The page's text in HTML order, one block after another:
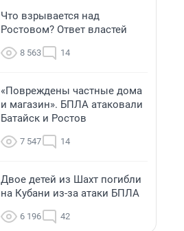
Что взрывается над
Ростовом? Ответ властей
8 563 14
«Повреждены частные дома
и магазин». БПЛА атаковали
Батайск и Ростов
7 547 14
Двое детей из Шахт погибли
на Кубани из-за атаки БПЛА
6 196 42